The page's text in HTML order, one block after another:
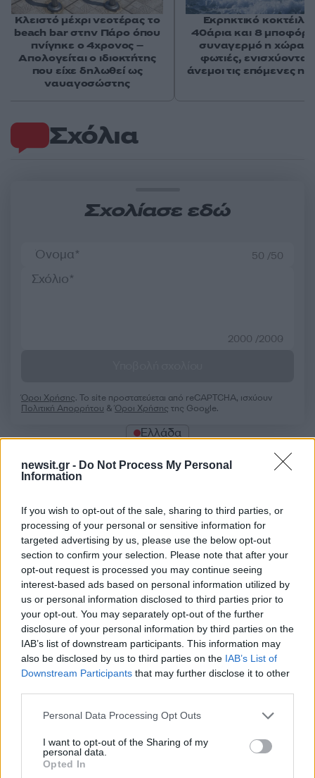
newsit.gr - Do Not Process My Personal
Information
If you wish to opt-out of the sale, sharing to third parties, or
processing of your personal or sensitive information for
targeted advertising by us, please use the below opt-out
section to confirm your selection. Please note that after your
opt-out request is processed you may continue seeing
interest-based ads based on personal information utilized by
us or personal information disclosed to third parties prior to
your opt-out. You may separately opt-out of the further
disclosure of your personal information by third parties on the
IAB’s list of downstream participants. This information may
also be disclosed by us to third parties on the IAB’s List of
Downstream Participants that may further disclose it to other
Please note that this website/app uses one or more Google
not limited to your visit or usage behaviour. You may click to
grant or deny consent to Google and its third-party tags to
use your data for below specified purposes in below Google
Personal Data Processing Opt Outs
I want to opt-out of the Sharing of my
personal data.
Opted In
Σχόλια
Σχολίασε εδώ
50 /50
2000 /2000
Όροι Χρήσης. Το site προστατεύεται από reCAPTCHA, ισχύουν
Πολιτική Απορρήτου &Όροι Χρήσης της Google.
Ελλάδα
Share:
Ακολουθήστε το Νewsit.gr στο Google Newsκαι
ενημερωθείτε πρώτοι για όλη την ειδησεογραφία και τα
τελευταία νέατης ημέρας
Κλειστό μέχρι νεοτέρας το
beach bar στην Πάρο όπου
πνίγηκε ο 4χρονος –
Απολογείται ο ιδιοκτήτης
που είχε δηλωθεί ως
ναυαγοσώστης
Εκρηκτικό κοκτέιλ
40άρια και 8 μποφόρ
συναγερμό η χώρα
φωτιές, ενισχύονται
άνεμοι τις επόμενες
Πιο δημοφιλή
1 Κωνσταντίνος Αργυρός και Αλεξάνδρα
Νίκα κάνουν διακοπές με πολυτελές γιοτ
με τα δύο παιδιά τους
έπαιζε Τσιτσάνη στο Φισκάρδο και τους
Θρήνος για τον Λιονέλ Μέσι – Πέθανε ο
πατέρας του, Χόρχε